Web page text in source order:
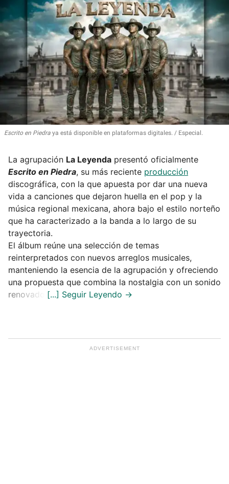
Escrito en Piedra ya está disponible en plataformas digitales. Especial.
La agrupación La Leyenda presentó oficialmente
Escrito en Piedra, su más reciente producción
discográfica, con la que apuesta por dar una nueva
vida a canciones que dejaron huella en el pop y la
música regional mexicana, ahora bajo el estilo norteño
que ha caracterizado a la banda a lo largo de su
trayectoria.
El álbum reúne una selección de temas
reinterpretados con nuevos arreglos musicales,
manteniendo la esencia de la agrupación y ofreciendo
una propuesta que combina la nostalgia con un sonido
renovado.